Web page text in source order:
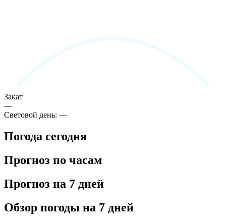
Закат
—
Световой день:—
Погода сегодня
Прогноз по часам
Прогноз на 7 дней
Обзор погоды на 7 дней